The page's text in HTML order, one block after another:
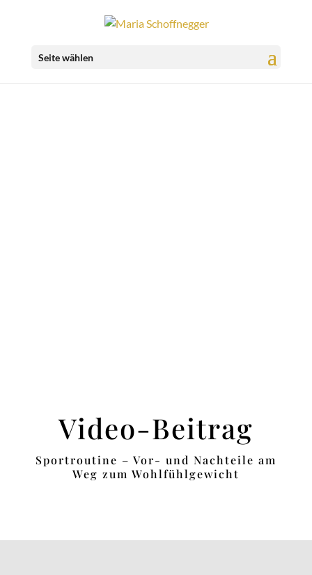
Seite wählen
Video-Beitrag
Sportroutine – Vor- und Nachteile am
Weg zum Wohlfühlgewicht